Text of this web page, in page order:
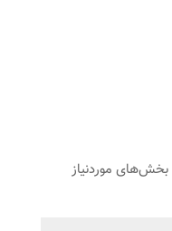
بخش‌های موردنیاز